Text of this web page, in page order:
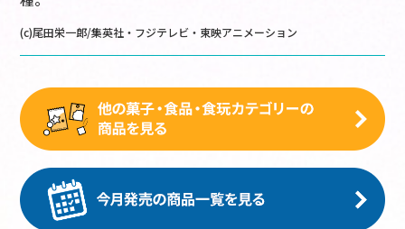
(c)尾田栄一郎/集英社・フジテレビ・東映アニメーション